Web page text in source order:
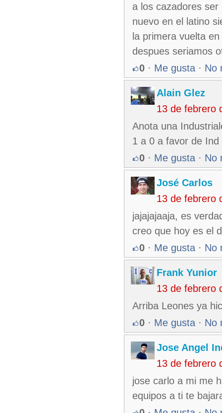
a los cazadores
nuevo en el latino
la primera vuelta
despues seriamos
0 · Me gusta · No
Alain Glez
13 de febrero
Anota una
1 a 0 a favor de Ind
0 · Me gusta · No
José Carlos
13 de febrero
jajajajaaja, es
creo que hoy es el
0 · Me gusta · No
Frank Yunior
13 de febrero
Arriba Leones ya
0 · Me gusta · No
Jose Angel
13 de febrero
jose carlo a mi me
equipos a ti te